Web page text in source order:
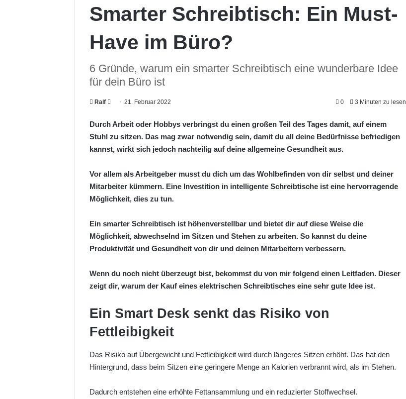
Smarter Schreibtisch: Ein Must-
Have im Büro?
6 Gründe, warum ein smarter Schreibtisch eine wunderbare Idee
für dein Büro ist
Ralf
l
l
o
o
n
X
21. Februar 2022 0 3 Minuten zu lesen
Durch Arbeit oder Hobbys verbringst du einen großen Teil des Tages damit, auf einem
Stuhl zu sitzen. Das mag zwar notwendig sein, damit du all deine Bedürfnisse befriedigen
kannst, wirkt sich jedoch nachteilig auf deine allgemeine Gesundheit aus.
Vor allem als Arbeitgeber musst du dich um das Wohlbefinden von dir selbst und deiner
Mitarbeiter kümmern. Eine Investition in intelligente Schreibtische ist eine hervorragende
Möglichkeit, dies zu tun.
Ein smarter Schreibtisch ist höhenverstellbar und bietet dir auf diese Weise die
Möglichkeit, abwechselnd im Sitzen und Stehen zu arbeiten. So kannst du deine
Produktivität und Gesundheit von dir und deinen Mitarbeitern verbessern.
Wenn du noch nicht überzeugt bist, bekommst du von mir folgend einen Leitfaden. Dieser
zeigt dir, warum der Kauf eines elektrischen Schreibtisches eine sehr gute Idee ist.
Ein Smart Desk senkt das Risiko von
Fettleibigkeit
Das Risiko auf Übergewicht und Fettleibigkeit wird durch längeres Sitzen erhöht. Das hat den
Hintergrund, dass beim Sitzen eine geringere Menge an Kalorien verbrannt wird, als im Stehen.
Dadurch entstehen eine erhöhte Fettansammlung und ein reduzierter Stoffwechsel.